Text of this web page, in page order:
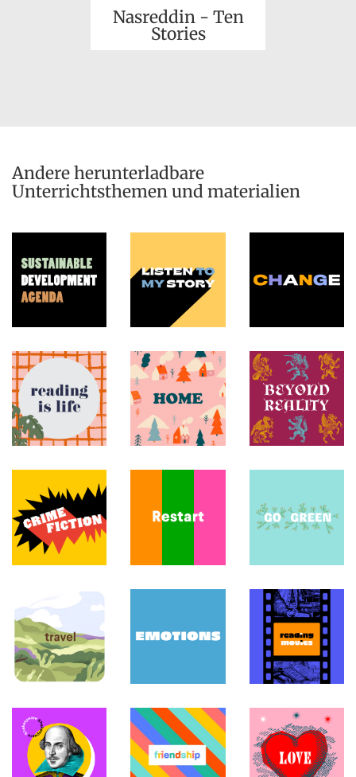
Nasreddin - Ten
Stories
Andere herunterladbare
Unterrichtsthemen und materialien